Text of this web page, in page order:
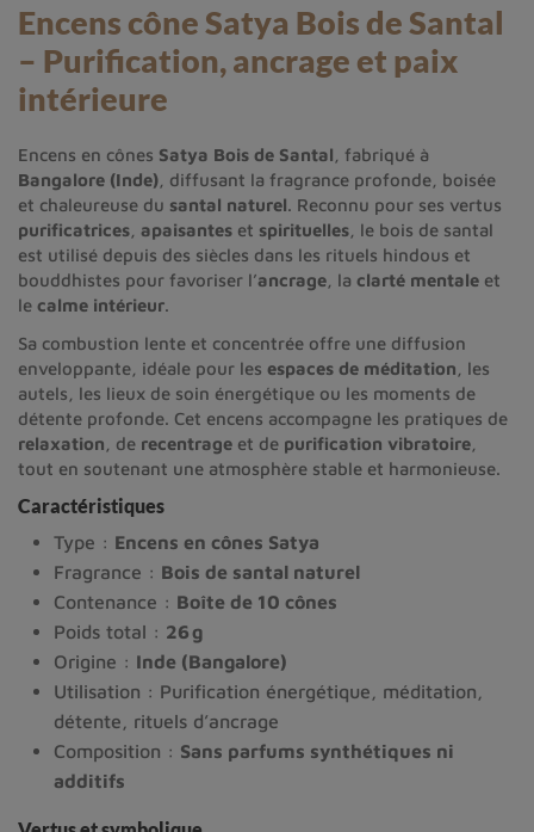
Encens cône Satya Bois de Santal
– Purification, ancrage et paix
intérieure
Encens en cônes Satya Bois de Santal , fabriqué à
Bangalore (Inde) , diffusant la fragrance profonde, boisée
et chaleureuse du santal naturel. Reconnu pour ses vertus
purificatrices apaisantes et spirituelles , le bois de santal
est utilisé depuis des siècles dans les rituels hindous et
bouddhistes pour favoriser l’ancrage , la clarté mentale et
le calme intérieur.
Sa combustion lente et concentrée offre une diffusion
enveloppante, idéale pour les espaces de méditation , les
autels, les lieux de soin énergétique ou les moments de
détente profonde. Cet encens accompagne les pratiques de
relaxation , de recentrage et de purification vibratoire
tout en soutenant une atmosphère stable et harmonieuse.
Caractéristiques
Type : Encens en cônes Satya
Fragrance : Bois de santal naturel
Contenance : Boîte de 10 cônes
Poids total : 26 g
Origine : Inde (Bangalore)
Utilisation : Purification énergétique, méditation,
détente, rituels d’ancrage
Composition : Sans parfums synthétiques ni
additifs